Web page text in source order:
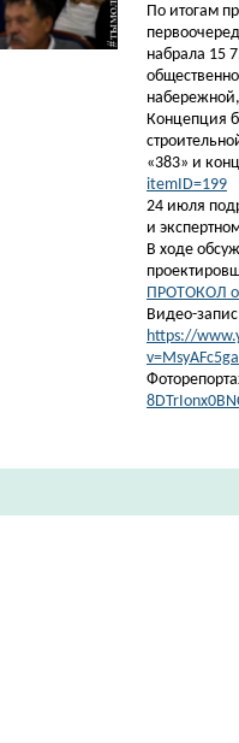
По итогам
набрала 15
Концепция
«383» и
itemID=199
24 июля
и
В ходе
ПРОТОКОЛ
Видео-
https://